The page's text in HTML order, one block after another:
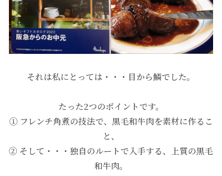
それは私にとっては・・・目から鱗でした。
たった2つのポイントです。
① フレンチ角煮の技法で、黒毛和牛肉を素材に作るこ
と、
② そして・・・独自のルートで入手する、上質の黒毛
和牛肉。